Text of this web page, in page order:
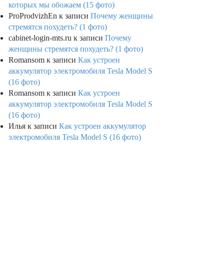
которых мы обожаем (15 фото)
ProProdvizhEn к записи Почему женщины
стремятся похудеть? (1 фото)
cabinet-login-mts.ru к записи Почему
женщины стремятся похудеть? (1 фото)
Romansom к записи Как устроен
аккумулятор электромобиля Tesla Model S
(16 фото)
Romansom к записи Как устроен
аккумулятор электромобиля Tesla Model S
(16 фото)
Илья к записи Как устроен аккумулятор
электромобиля Tesla Model S (16 фото)